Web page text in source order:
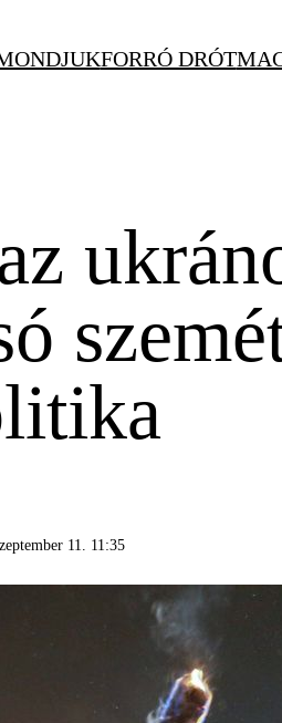
FORRÓ DRÓT
11. 11:35